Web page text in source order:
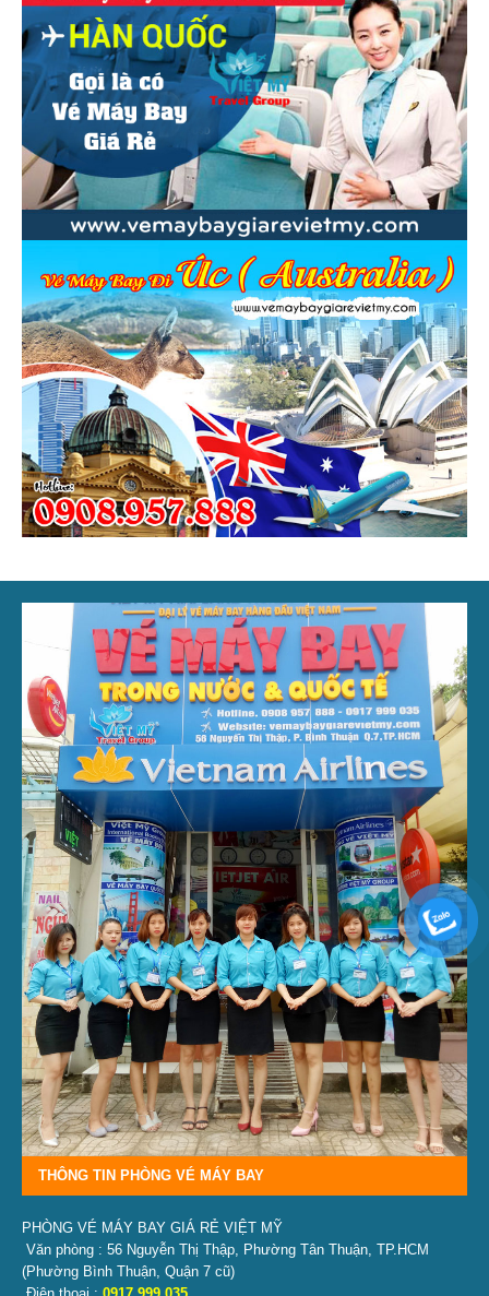
THÔNG TIN PHÒNG VÉ MÁY BAY
PHÒNG VÉ MÁY BAY GIÁ RẺ VIỆT MỸ
Văn phòng : 56 Nguyễn Thị Thập, Phường Tân Thuận, TP.HCM
(Phường Bình Thuận, Quận 7 cũ)